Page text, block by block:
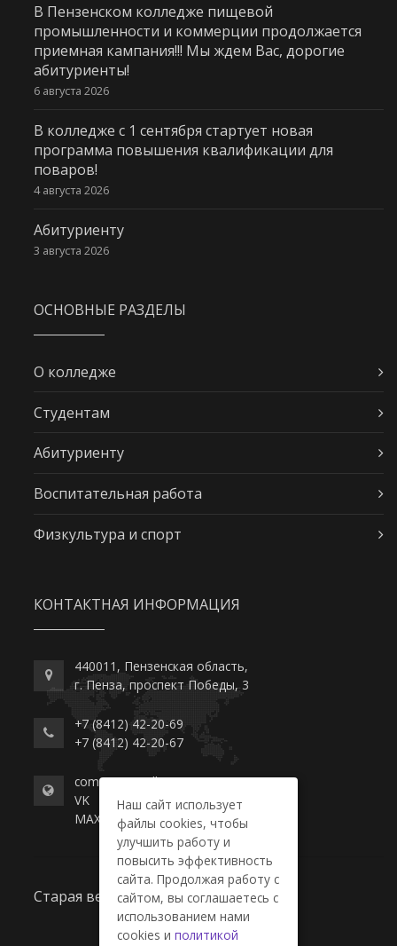
В Пензенском колледже пищевой
промышленности и коммерции продолжается
приемная кампания!!! Мы ждем Вас, дорогие
абитуриенты!
6 августа 2026
В колледже с 1 сентября стартует новая
программа повышения квалификации для
поваров!
4 августа 2026
Абитуриенту
3 августа 2026
ОСНОВНЫЕ РАЗДЕЛЫ
О колледже
Студентам
Абитуриенту
Воспитательная работа
Физкультура и спорт
КОНТАКТНАЯ ИНФОРМАЦИЯ
440011, Пензенская область,
г. Пенза, проспект Победы, 3
+7 (8412) 42-20-69
+7 (8412) 42-20-67
commerce-college.ru
VK
MAX
Старая версия сайта
Наш сайт использует
файлы cookies, чтобы
улучшить работу и
повысить эффективность
сайта. Продолжая работу с
сайтом, вы соглашаетесь с
использованием нами
cookies и политикой